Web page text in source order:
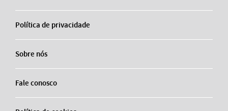
Política de privacidade
Sobre nós
Fale conosco